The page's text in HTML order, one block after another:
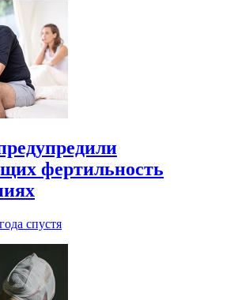
фертильность
спустя